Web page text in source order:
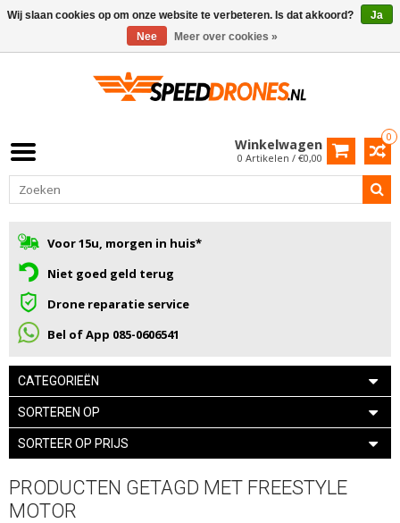
0
Winkelwagen
0 Artikelen / €0,00
Voor 15u, morgen in huis*
Niet goed geld terug
Drone reparatie service
Bel of App 085-0606541
CATEGORIEËN
SORTEREN OP
SORTEER OP PRIJS
PRODUCTEN GETAGD MET FREESTYLE
MOTOR
Wij slaan cookies op om onze website te verbeteren. Is dat akkoord?
Ja
Nee
Meer over cookies »